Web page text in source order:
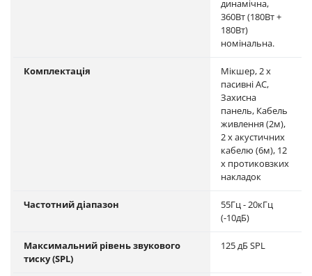
динамічна,
360Вт (180Вт +
180Вт)
номінальна.
Комплектація
Мікшер, 2 х
пасивні АС,
Захисна
панель, Кабель
живлення (2м),
2 x акустичних
кабелю (6м), 12
x протиковзких
накладок
Частотний діапазон
55Гц - 20кГц
(-10дБ)
Максимальний рівень звукового
тиску (SPL)
125 дБ SPL